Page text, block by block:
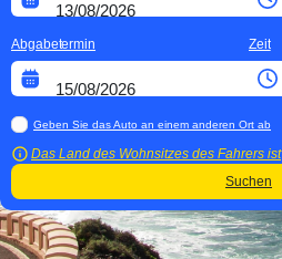
Abgabetermin Zeit
Geben Sie das Auto an einem anderen Ort ab
Das Land des Wohnsitzes des Fahrers ist
Suchen